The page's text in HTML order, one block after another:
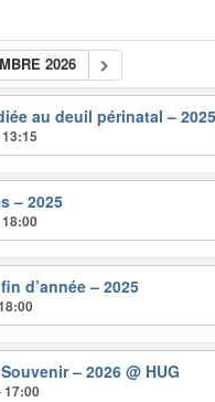
2026
au deuil périnatal –
– 2025
d’année – 2025
– 2026@ HUG
17:00